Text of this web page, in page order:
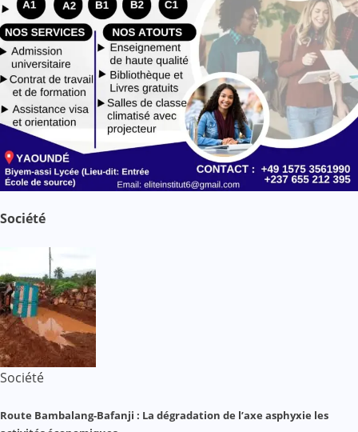
Société
Société
Route Bambalang-Bafanji : La dégradation de l’axe asphyxie les